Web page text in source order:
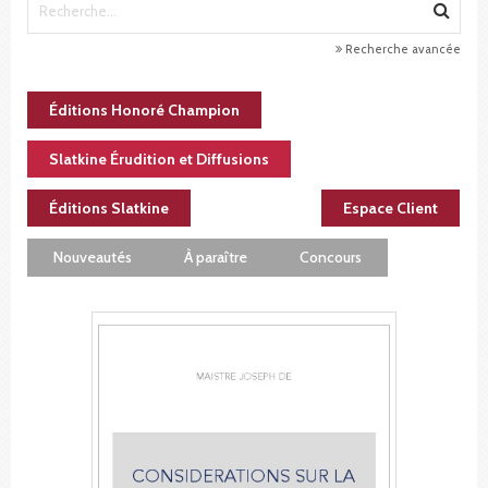
Recherche avancée
Éditions Honoré Champion
Slatkine Érudition et Diffusions
Éditions Slatkine Espace Client
Nouveautés À paraître Concours